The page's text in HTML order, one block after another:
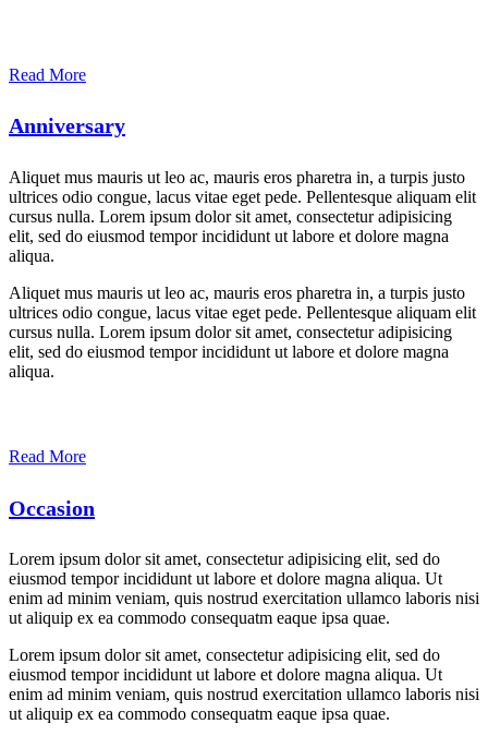
Read More
Anniversary
Aliquet mus mauris ut leo ac, mauris eros pharetra in, a turpis justo
ultrices odio congue, lacus vitae eget pede. Pellentesque aliquam elit
cursus nulla. Lorem ipsum dolor sit amet, consectetur adipisicing
elit, sed do eiusmod tempor incididunt ut labore et dolore magna
aliqua.
Aliquet mus mauris ut leo ac, mauris eros pharetra in, a turpis justo
ultrices odio congue, lacus vitae eget pede. Pellentesque aliquam elit
cursus nulla. Lorem ipsum dolor sit amet, consectetur adipisicing
elit, sed do eiusmod tempor incididunt ut labore et dolore magna
aliqua.
Read More
Occasion
Lorem ipsum dolor sit amet, consectetur adipisicing elit, sed do
eiusmod tempor incididunt ut labore et dolore magna aliqua. Ut
enim ad minim veniam, quis nostrud exercitation ullamco laboris nisi
ut aliquip ex ea commodo consequatm eaque ipsa quae.
Lorem ipsum dolor sit amet, consectetur adipisicing elit, sed do
eiusmod tempor incididunt ut labore et dolore magna aliqua. Ut
enim ad minim veniam, quis nostrud exercitation ullamco laboris nisi
ut aliquip ex ea commodo consequatm eaque ipsa quae.